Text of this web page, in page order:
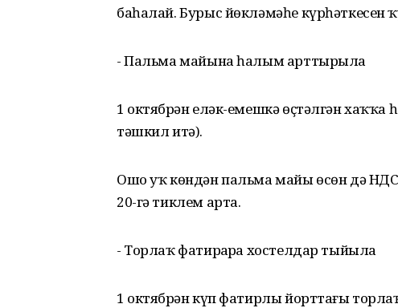
баһалай. Бурыс йөкләмәһе
- Пальма майына һалым арттырыла
1 октябрҙән еләк-емешкә өҫтәлгән
тәшкил итә).
Ошо уҡ көндән пальма майы өсөн дә НДС
20-гә тиклем арта.
- Торлаҡ фатирҙарҙа хостелдар тыйыла
1 октябрҙән күп фатирлы йорттағы